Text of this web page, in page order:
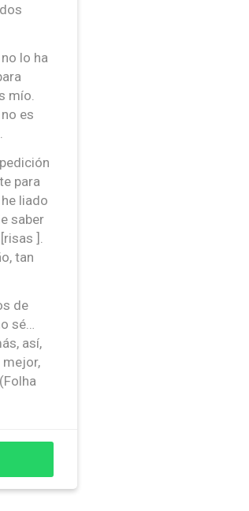
lo ha
mío.
es
para
liado
saber
].
tan
de
sé…
así,
mejor,